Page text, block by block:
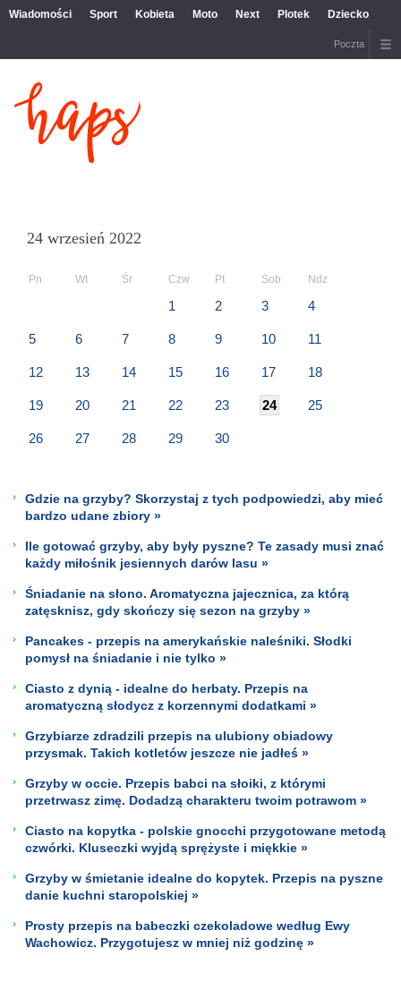
Wiadomości Sport Kobieta Moto Next Plotek Dziecko
Poczta
24 wrzesień 2022
Pn Wt Śr Czw Pt Sob Ndz
1 2 3 4
5 6 7 8 9 10 11
12 13 14 15 16 17 18
19 20 21 22 23 24 25
26 27 28 29 30
Gdzie na grzyby? Skorzystaj z tych podpowiedzi, aby mieć
bardzo udane zbiory »
Ile gotować grzyby, aby były pyszne? Te zasady musi znać
każdy miłośnik jesiennych darów lasu »
Śniadanie na słono. Aromatyczna jajecznica, za którą
zatęsknisz, gdy skończy się sezon na grzyby »
Pancakes - przepis na amerykańskie naleśniki. Słodki
pomysł na śniadanie i nie tylko »
Ciasto z dynią - idealne do herbaty. Przepis na
aromatyczną słodycz z korzennymi dodatkami »
Grzybiarze zdradzili przepis na ulubiony obiadowy
przysmak. Takich kotletów jeszcze nie jadłeś »
Grzyby w occie. Przepis babci na słoiki, z którymi
przetrwasz zimę. Dodadzą charakteru twoim potrawom »
Ciasto na kopytka - polskie gnocchi przygotowane metodą
czwórki. Kluseczki wyjdą sprężyste i miękkie »
Grzyby w śmietanie idealne do kopytek. Przepis na pyszne
danie kuchni staropolskiej »
Prosty przepis na babeczki czekoladowe według Ewy
Wachowicz. Przygotujesz w mniej niż godzinę »